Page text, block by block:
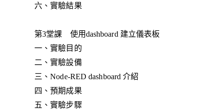
六、實驗結果
第3堂課 使用dashboard 建立儀表板
一、實驗目的
二、實驗設備
三、Node-RED dashboard 介紹
四、預期成果
五、實驗步驟